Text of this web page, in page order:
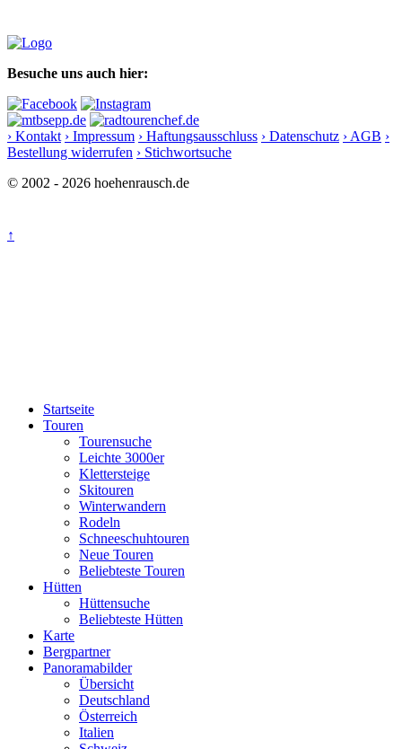
Besuche uns auch hier:
› Kontakt › Impressum › Haftungsausschluss › Datenschutz › AGB ›
Bestellung widerrufen › Stichwortsuche
© 2002 - 2026 hoehenrausch.de
↑
Startseite
Touren
Tourensuche
Leichte 3000er
Klettersteige
Skitouren
Winterwandern
Rodeln
Schneeschuhtouren
Neue Touren
Beliebteste Touren
Hütten
Hüttensuche
Beliebteste Hütten
Karte
Bergpartner
Panoramabilder
Übersicht
Deutschland
Österreich
Italien